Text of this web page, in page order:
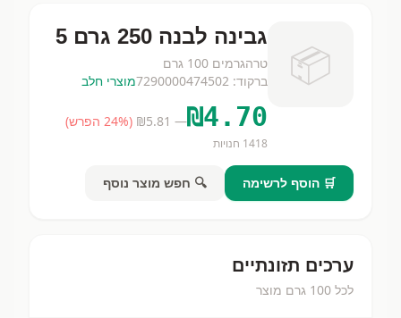
📦
גבינה לבנה 250 גרם 5
טרהגרמים 100 גרם
ברקוד: 7290000474502מוצרי חלב
₪4.70
— ₪
5.81
(
24% הפרש)
1418 חנויות
🛒 הוסף לרשימה 🔍 חפש מוצר נוסף
ערכים תזונתיים
לכל 100 גרם מוצר